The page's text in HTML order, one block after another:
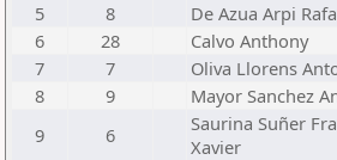
5
8 De Azua Arpi
6
28 Calvo Anthony
7
7 Oliva Llorens
8
9 Mayor Sanchez
9
6
Saurina Suñer
Xavier